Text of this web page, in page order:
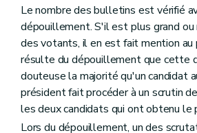
Le nombre des bulletins est vérifié
dépouillement. S'il est plus grand ou
des votants, il en est fait mention au
résulte du dépouillement que cette
douteuse la majorité qu'un candidat
président fait procéder à un scrutin
les deux candidats qui ont obtenu le
Lors du dépouillement, un des